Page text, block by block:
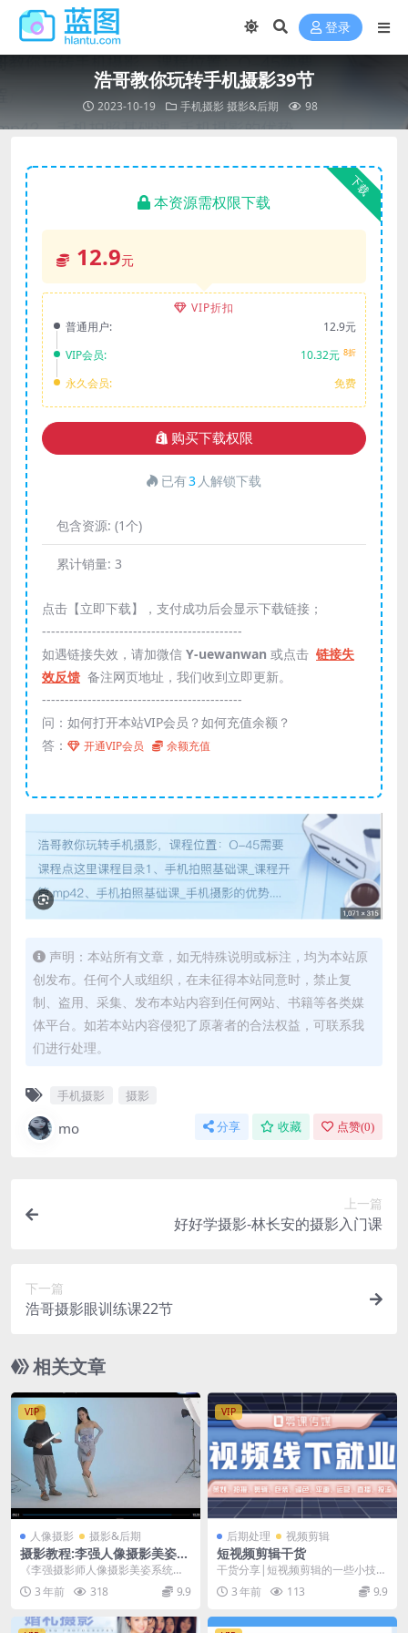
登录
浩哥教你玩转手机摄影39节
2023-10-19 手机摄影摄影&后期 98
下载
本资源需权限下载
12.9元
VIP折扣
普通用户:
12.9元
VIP会员:
10.32元 8折
永久会员: 免费
购买下载权限
已有3 人解锁下载
包含资源: (1个)
累计销量: 3
点击【立即下载】，支付成功后会显示下载链接；
--------------------------------------------
如遇链接失效，请加微信 Y-uewanwan 或点击 链接失
效反馈 备注网页地址，我们收到立即更新。
--------------------------------------------
问：如何打开本站VIP会员？如何充值余额？
答：
开通VIP会员 余额充值
声明：本站所有文章，如无特殊说明或标注，均为本站原
创发布。任何个人或组织，在未征得本站同意时，禁止复
制、盗用、采集、发布本站内容到任何网站、书籍等各类媒
体平台。如若本站内容侵犯了原著者的合法权益，可联系我
们进行处理。
手机摄影 摄影
mo 分享 收藏 点赞(0)
上一篇
好好学摄影-林长安的摄影入门课
下一篇
浩哥摄影眼训练课22节
相关文章
VIP
人像摄影 摄影&后期
摄影教程:李强人像摄影美姿系
统学习课
《李强摄影师人像摄影美姿系统学
习课》共计17节课，已完结，各种
摆姿都有，现场实操...
3 年前 318 9.9
VIP
后期处理 视频剪辑
短视频剪辑干货
干货分享|短视频剪辑的一些小技巧
与准则 最近几年，短视频行业在我
国已经呈现井喷式...
3 年前 113 9.9